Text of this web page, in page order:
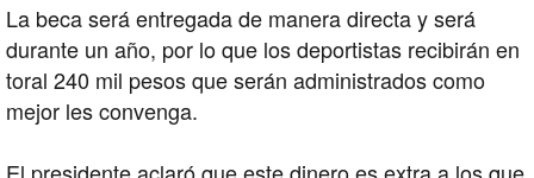
La beca será entregada de manera directa y será
durante un año, por lo que los deportistas recibirán en
toral 240 mil pesos que serán administrados como
mejor les convenga.